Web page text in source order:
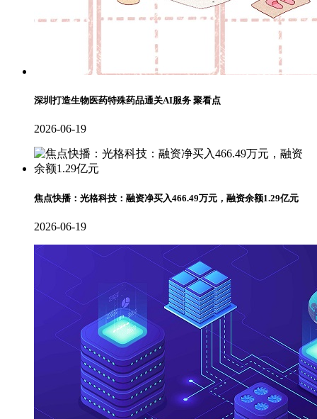
深圳打造生物医药特殊药品通关AI服务 聚看点
2026-06-19
焦点快播：光格科技：融资净买入466.49万元，融资余额1.29亿元
2026-06-19